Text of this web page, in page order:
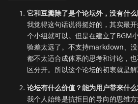
它和豆瓣除了是个论坛外，没有什么
我觉得这句话说得挺好的，其实最
个小组就可以。但是在建立了BGM
验差太远了。不支持markdown、没
都不太适合成体系的思考和讨论，
区分开。所以这个论坛的初衷就是解
论坛有什么价值？能为用户带来什么
我个人始终是抗拒目的导向的思维